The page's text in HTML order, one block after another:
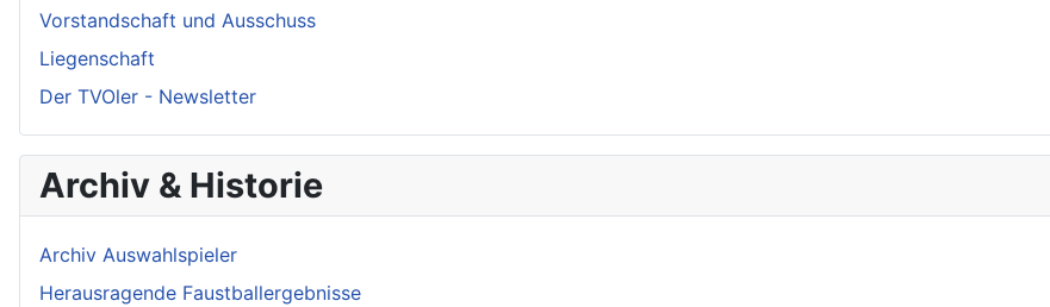
Vorstandschaft und Ausschuss
Liegenschaft
Der TVOler - Newsletter
Archiv & Historie
Archiv Auswahlspieler
Herausragende Faustballergebnisse